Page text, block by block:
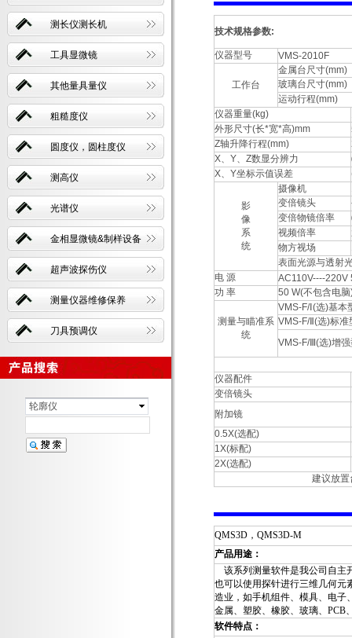
测长仪测长机
工具显微镜
其他量具量仪
粗糙度仪
圆度仪，圆柱度仪
测高仪
光谱仪
金相显微镜&制样设备
超声波探伤仪
测量仪器维修保养
刀具预调仪
轮廓仪
技术规格参数:
仪器型号 VMS-2010F
工作台
金属台尺寸(mm)
玻璃台尺寸(mm)
运动行程(mm)
仪器重量(kg)
外形尺寸(长*宽*高)mm
Z轴升降行程(mm)
X、Y、Z数显分辨力
X、Y坐标示值误差
影
像
系
统
摄像机
变倍镜头
变倍物镜倍率
视频倍率
物方视场
表面光源与透射
电 源
AC110V----220V
功 率
50 W(不包含电脑
测量与瞄准系
统
VMS-F/Ⅰ(选)基本
VMS-F/Ⅱ(选)标准
VMS-F/Ⅲ(选)增
仪器配件
变倍镜头
附加镜
0.5X(选配)
1X(标配)
2X(选配)
建议放
QMS3D ， QMS3D-M
产品用途：
该系列测量软件是我公司自主
也可以使用探针进行三维几何元
造业，如手机组件、模具、电子
金属、塑胶、橡胶、玻璃、 PCB
软件特点：